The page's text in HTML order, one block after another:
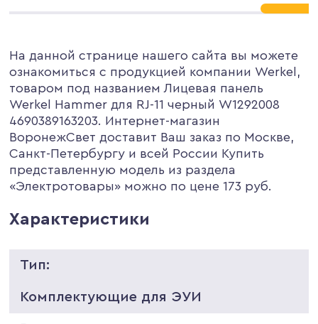
На данной странице нашего сайта вы можете
ознакомиться с продукцией компании Werkel,
товаром под названием Лицевая панель
Werkel Hammer для RJ-11 черный W1292008
4690389163203. Интернет-магазин
ВоронежСвет доставит Ваш заказ по Москве,
Санкт-Петербургу и всей России Купить
представленную модель из раздела
«Электротовары» можно по цене 173 руб.
Характеристики
Тип:
Комплектующие для ЭУИ